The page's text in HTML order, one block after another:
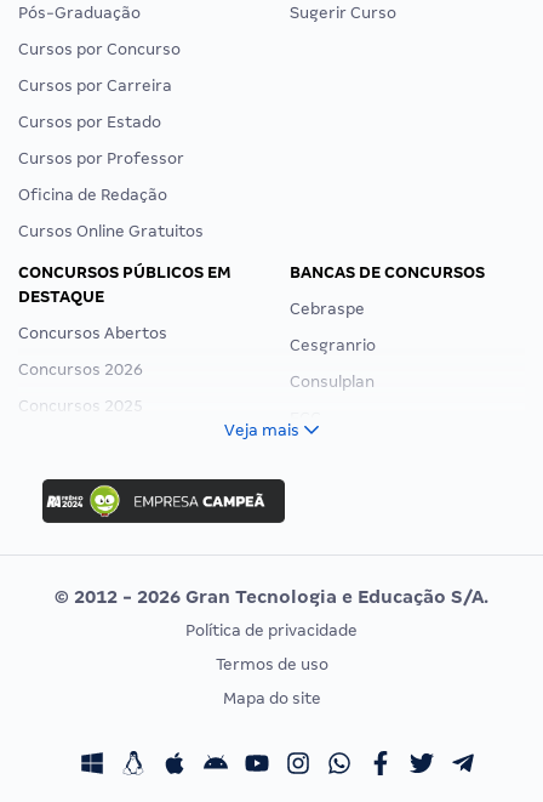
Pós-Graduação
Cursos por Concurso
Cursos por Carreira
Cursos por Estado
Cursos por Professor
Oficina de Redação
Cursos Online Gratuitos
Sugerir Curso
CONCURSOS PÚBLICOS EM
DESTAQUE
Concursos Abertos
Concursos 2026
Concursos 2025
Concurso Ibama
Concurso MPU
Editais publicados
BANCAS DE CONCURSOS
Cebraspe
Cesgranrio
Consulplan
Vunesp
CONCURSOS POR PROFISSÃO
Concursos Fiscais
EXAME DE ORDEM
Calendário OAB
Veja mais
© 2012 - 2026 Gran Tecnologia e Educação S/A.
Política de privacidade
Termos de uso
Mapa do site